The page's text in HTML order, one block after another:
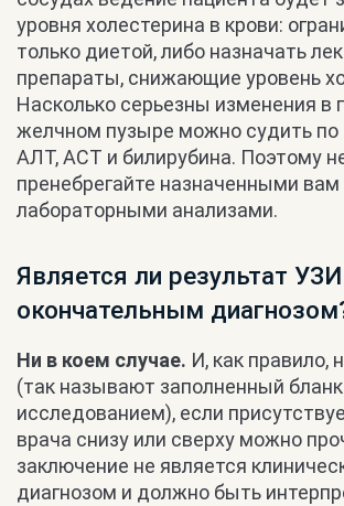
уровня холестерина в крови:
только диетой, либо назначать
препараты, снижающие уровень
Насколько серьезны изменения в
желчном пузыре можно судить по
АЛТ, АСТ и билирубина. Поэтому
пренебрегайте назначенными вам
лабораторными анализами.
Является ли результат УЗИ
окончательным
Ни в коем случае. И, как правило,
(так называют заполненный
исследованием), если
врача снизу или сверху можно
заключение не является
диагнозом и должно быть